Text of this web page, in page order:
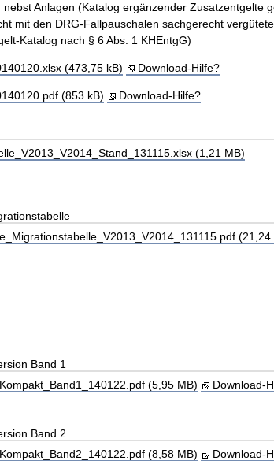
Anlagen (Katalog ergänzender Zusatzentgelte
mit den DRG-Fallpauschalen sachgerecht
Katalog nach § 6 Abs. 1 KHEntgG)
(473,75 kB) Download-Hilfe?
(853 kB) Download-Hilfe?
(1,21 MB)
(21,24
Band 1
(5,95 MB)
Download-
Band 2
(8,58 MB)
Download-